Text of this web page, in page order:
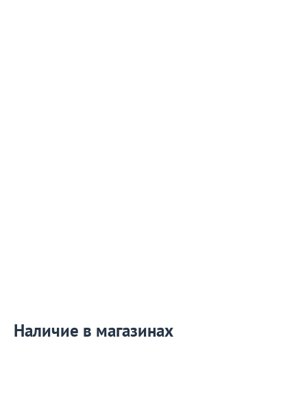
Наличие в магазинах